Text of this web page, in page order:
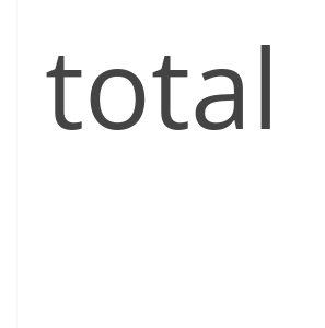
total